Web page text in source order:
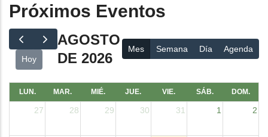
Próximos Eventos
Hoy
AGOSTO
DE 2026
Mes Semana Día Agenda
LUN. MAR. MIÉ. JUE. VIE. SÁB. DOM.
27 28 29 30 31 1 2